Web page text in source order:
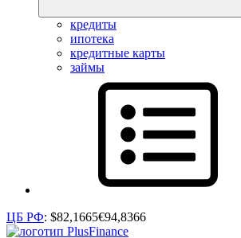
кредиты
ипотека
кредитные карты
займы
ЦБ РФ: $82,1665€94,8366